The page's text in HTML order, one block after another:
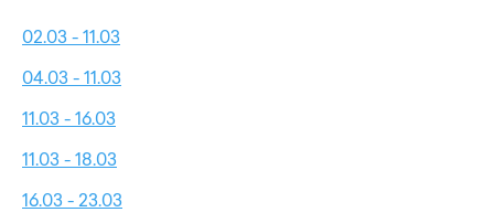
02.03 - 11.03
04.03 - 11.03
11.03 - 16.03
11.03 - 18.03
16.03 - 23.03